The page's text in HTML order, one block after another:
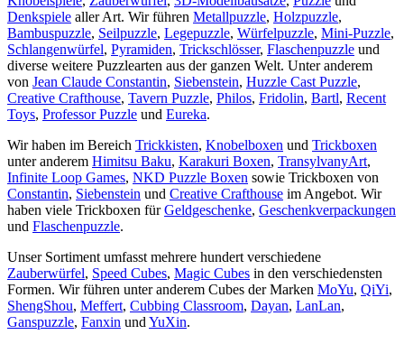
Denkspiele aller Art. Wir führen Metallpuzzle, Holzpuzzle,
Bambuspuzzle, Seilpuzzle, Legepuzzle, Würfelpuzzle, Mini-Puzzle,
Schlangenwürfel, Pyramiden, Trickschlösser, Flaschenpuzzle und
diverse weitere Puzzlearten aus der ganzen Welt. Unter anderem
von Jean Claude Constantin, Siebenstein, Huzzle Cast Puzzle,
Creative Crafthouse, Tavern Puzzle, Philos, Fridolin, Bartl, Recent
Toys, Professor Puzzle und Eureka.
Wir haben im Bereich Trickkisten, Knobelboxen und Trickboxen
unter anderem Himitsu Baku, Karakuri Boxen, TransylvanyArt,
Infinite Loop Games, NKD Puzzle Boxen sowie Trickboxen von
Constantin, Siebenstein und Creative Crafthouse im Angebot. Wir
haben viele Trickboxen fürGeldgeschenke, Geschenkverpackungen
und Flaschenpuzzle.
Unser Sortiment umfasst mehrere hundert verschiedene
Zauberwürfel, Speed Cubes, Magic Cubes in den verschiedensten
Formen. Wir führen unter anderem Cubes der Marken MoYu, QiYi,
ShengShou, Meffert, Cubbing Classroom, Dayan, LanLan,
Ganspuzzle, Fanxin und YuXin.